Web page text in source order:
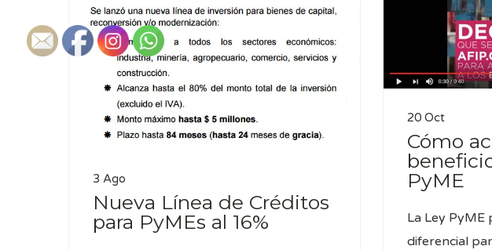
20 Oct
Cómo
PyME
La Ley PyME
diferencial
3 Ago
Nueva Línea de Créditos
para PyMEs al 16%